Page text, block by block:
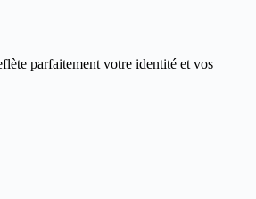
parfaitement votre identité et vos